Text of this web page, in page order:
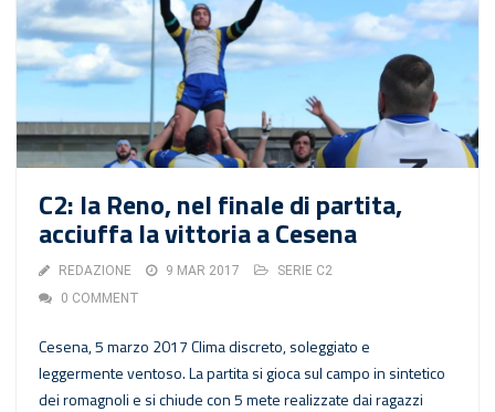
C2: la Reno, nel finale di partita,
acciuffa la vittoria a Cesena
REDAZIONE 9 MAR 2017
SERIE C2
0 COMMENT
Cesena, 5 marzo 2017 Clima discreto, soleggiato e
leggermente ventoso. La partita si gioca sul campo in sintetico
dei romagnoli e si chiude con 5 mete realizzate dai ragazzi